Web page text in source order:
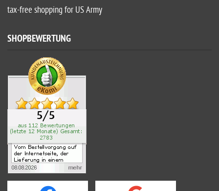
tax-free shopping for US Army
SHOPBEWERTUNG